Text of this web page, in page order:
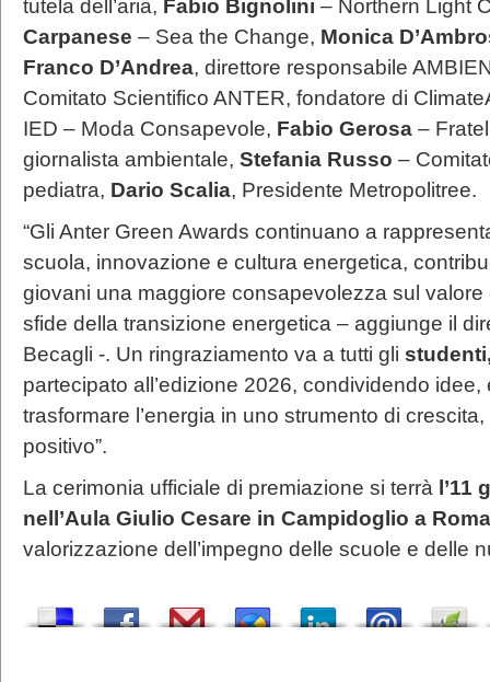
tutela dell’aria, Fabio Bignolini – Northern Light
Carpanese – Sea the Change, Monica
Franco D’Andrea, direttore responsabile
Comitato Scientifico ANTER, fondatore di
IED – Moda Consapevole, Fabio Gerosa –
giornalista ambientale, Stefania Russo –
pediatra, Dario Scalia, Presidente Metropolitree.
“Gli Anter Green Awards continuano a
scuola, innovazione e cultura energetica,
giovani una maggiore consapevolezza sul
sfide della transizione energetica – aggiunge il
Becagli -. Un ringraziamento va a tutti gli
partecipato all’edizione 2026, condividendo
trasformare l’energia in uno strumento di
positivo”.
La cerimonia ufficiale di premiazione si terrà
nell’Aula Giulio Cesare in Campidoglio a Roma
valorizzazione dell’impegno delle scuole e delle